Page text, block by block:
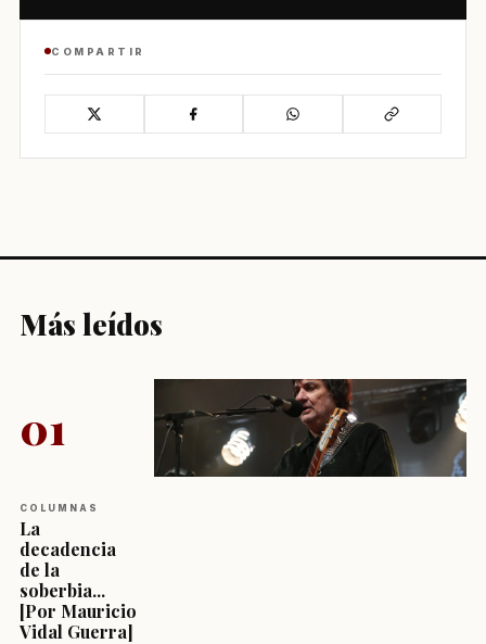
COMPARTIR
Más leídos
01
COLUMNAS
La
decadencia
de la
soberbia...
[Por Mauricio
Vidal Guerra]